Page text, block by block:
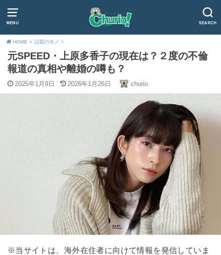
MENU SEARCH
HOME 話題のモノ
元SPEED・上原多香子の現在は？２度の不倫
報道の真相や離婚の噂も？
2025年1月9日 2026年1月26日 churio
※当サイトは、海外在住者に向けて情報を発信していま